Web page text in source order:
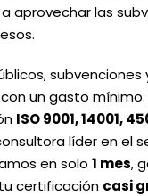
aprovechar las
un gasto
ISO 9001, 14001,
líder en el
en solo 1 mes,
certificación casi